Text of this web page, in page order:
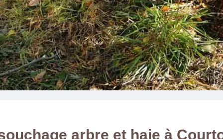
arbre et haie à